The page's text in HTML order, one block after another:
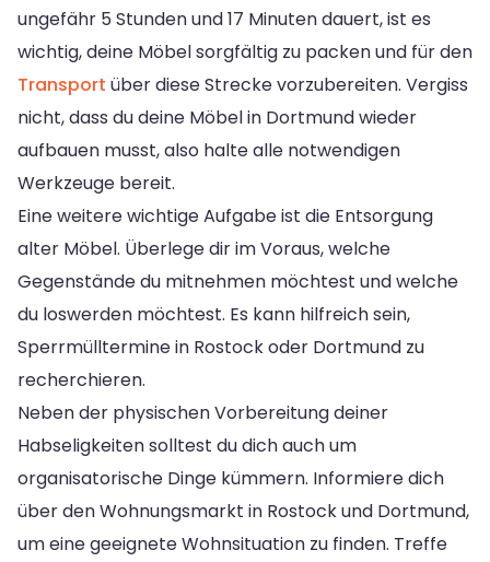
ungefähr 5 Stunden und 17 Minuten dauert, ist es
wichtig, deine Möbel sorgfältig zu packen und für den
Transport über diese Strecke vorzubereiten. Vergiss
nicht, dass du deine Möbel in Dortmund wieder
aufbauen musst, also halte alle notwendigen
Werkzeuge bereit.
Eine weitere wichtige Aufgabe ist die Entsorgung
alter Möbel. Überlege dir im Voraus, welche
Gegenstände du mitnehmen möchtest und welche
du loswerden möchtest. Es kann hilfreich sein,
Sperrmülltermine in Rostock oder Dortmund zu
recherchieren.
Neben der physischen Vorbereitung deiner
Habseligkeiten solltest du dich auch um
organisatorische Dinge kümmern. Informiere dich
über den Wohnungsmarkt in Rostock und Dortmund,
um eine geeignete Wohnsituation zu finden. Treffe